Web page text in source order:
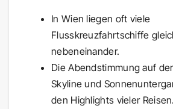
In Wien liegen oft viele
Flusskreuzfahrtschiffe
nebeneinander.
Die Abendstimmung auf
Skyline und
den Highlights vieler Reisen.